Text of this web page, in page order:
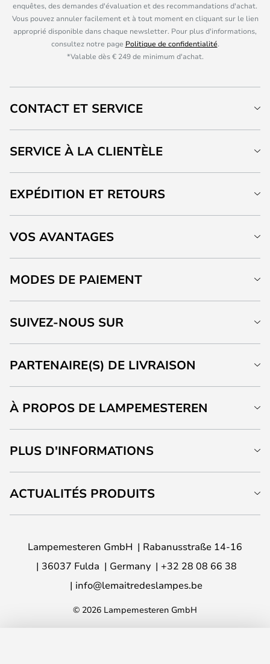
enquêtes, des demandes d'évaluation et des recommandations d'achat.
Vous pouvez annuler facilement et à tout moment en cliquant sur le lien
approprié disponible dans chaque newsletter. Pour plus d'informations,
consultez notre page Politique de confidentialité.
*Valable dès € 249 de minimum d'achat.
CONTACT ET SERVICE
SERVICE À LA CLIENTÈLE
EXPÉDITION ET RETOURS
VOS AVANTAGES
MODES DE PAIEMENT
SUIVEZ-NOUS SUR
PARTENAIRE(S) DE LIVRAISON
À PROPOS DE LAMPEMESTEREN
PLUS D'INFORMATIONS
ACTUALITÉS PRODUITS
Lampemesteren GmbH
Rabanusstraße 14-16
36037 Fulda
Germany
+32 28 08 66 38
info@lemaitredeslampes.be
© 2026 Lampemesteren GmbH